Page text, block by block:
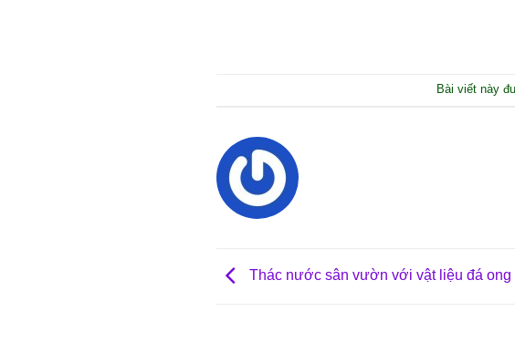
Bài viết này
Thác nước sân vườn với vật liệu đá ong